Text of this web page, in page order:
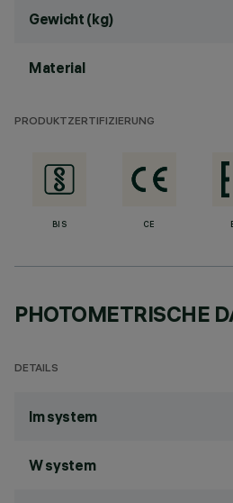
Gewicht (kg)
Material
PRODUKTZERTIFIZIERUNG
BIS CE
PHOTOMETRISCHE
DETAILS
lm system
W system